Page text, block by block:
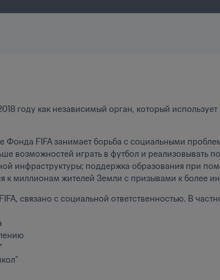
году как независимый орган, который
Фонда FIFA занимает борьба с социальными
возможностей играть в футбол и реализовывать
инфраструктуры; поддержка образования при
к миллионам жителей Земли с призывами к более
связано с социальной ответственностью. В